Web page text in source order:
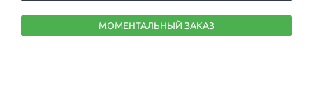
МОМЕНТАЛЬНЫЙ ЗАКАЗ